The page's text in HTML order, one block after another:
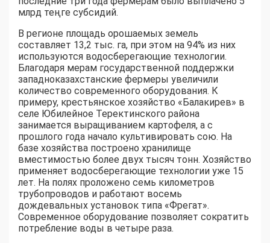
млрд теңге субсидий.
В регионе площадь орошаемых земель
составляет 13,2 тыс. га, при этом на 94% из них
используются водосберегающие технологии.
Благодаря мерам государственной поддержки
западноказахстанские фермеры увеличили
количество современного оборудования. К
примеру, крестьянское хозяйство «Балакирев» в
селе Юбилейное Теректинского района
занимается выращиванием картофеля, а с
прошлого года начало культивировать сою. На
базе хозяйства построено хранилище
вместимостью более двух тысяч тонн. Хозяйство
применяет водосберегающие технологии уже 15
лет. На полях проложено семь километров
трубопроводов и работают восемь
дождевальных установок типа «Фрегат».
Современное оборудование позволяет сократить
потребление воды в четыре раза.